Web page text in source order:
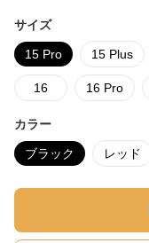
サイズ
15 Pro 15 Plus
16 16 Pro
カラー
ブラック レッド